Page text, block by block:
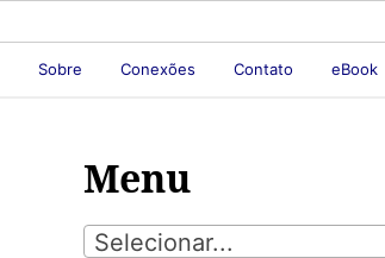
Sobre Conexões Contato eBook
Menu
Selecionar...